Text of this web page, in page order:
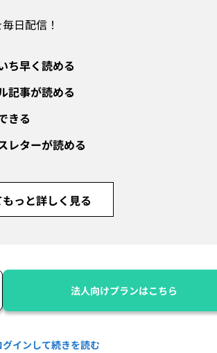
日配信！
ち早く読める
記事が読める
きる
レターが読める
っと詳しく見る
法人向けプランはこちら
インして続きを読む